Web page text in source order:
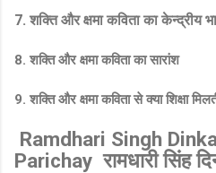
7. शक्ति और क्षमा कविता का केन्द्रीय
8. शक्ति और क्षमा कविता का सारांश
9. शक्ति और क्षमा कविता से क्या शिक्षा
Ramdhari Singh
Parichay रामधारी सिंह